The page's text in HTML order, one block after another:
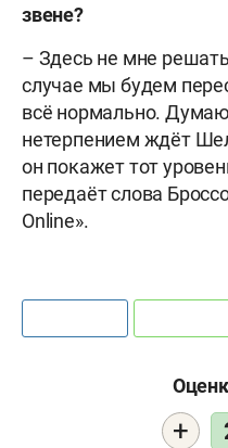
звене?
– Здесь не мне
случае мы будем
всё нормально.
нетерпением ждёт
он покажет тот
передаёт слова
Online».
+